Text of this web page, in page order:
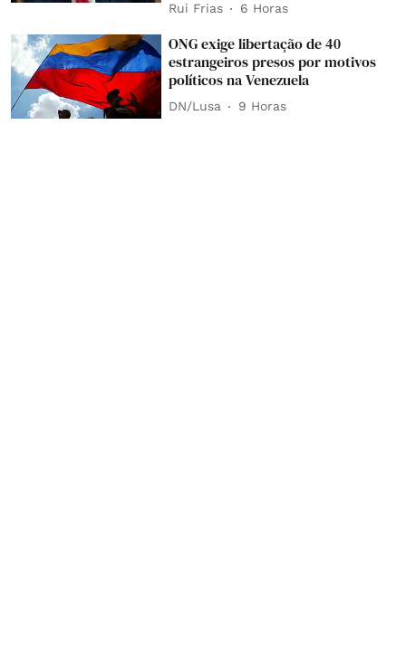
Rui Frias 6 Horas
ONG exige libertação de 40
estrangeiros presos por motivos
políticos na Venezuela
DN/Lusa 9 Horas